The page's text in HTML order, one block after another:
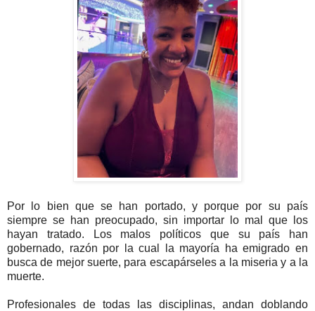
Por lo bien que se han portado, y porque por su país
siempre se han preocupado, sin importar lo mal que los
hayan tratado. Los malos políticos que su país han
gobernado, razón por la cual la mayoría ha emigrado en
busca de mejor suerte, para escapárseles a la miseria y a la
muerte.
Profesionales de todas las disciplinas, andan doblando